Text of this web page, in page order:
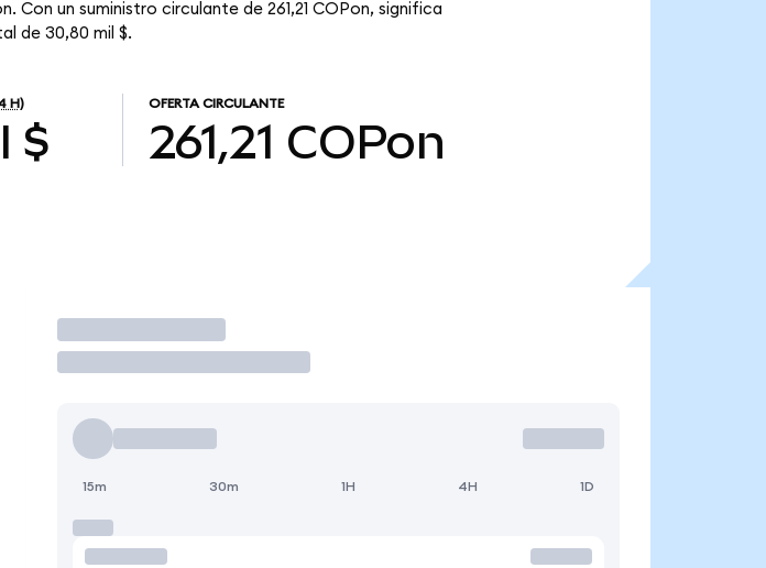
Con un suministro circulante de 261,21 COPon, significa
de 30,80 mil $.
H)
$
OFERTA CIRCULANTE
261,21 COPon
Operar
15m 30m 1H 4H 1D